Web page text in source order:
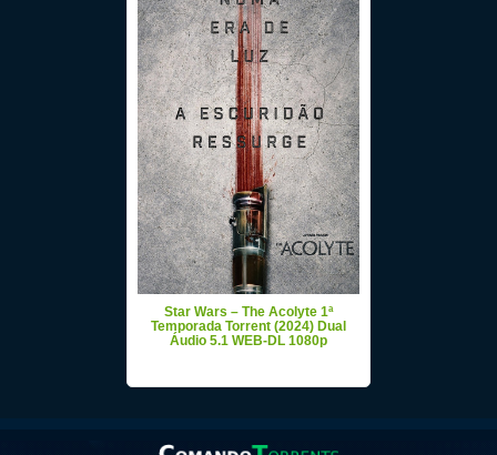
Star Wars – The Acolyte 1ª
Temporada Torrent (2024) Dual
Áudio 5.1 WEB-DL 1080p